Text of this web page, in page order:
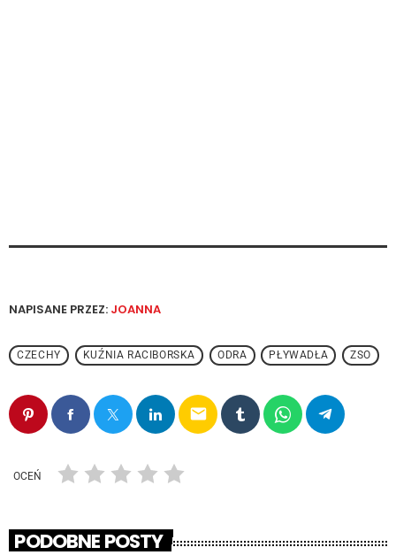
NAPISANE PRZEZ: JOANNA
CZECHY KUŹNIA RACIBORSKA ODRA PŁYWADŁA ZSO
email
OCEŃ
PODOBNE POSTY